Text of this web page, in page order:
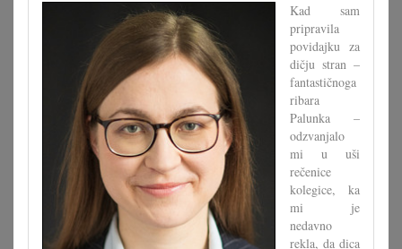
Kad sam
pripravila
povidajku za
dičju stran –
fantastičnoga
ribara
Palunka –
odzvanjalo
mi u uši
rečenice
kolegice, ka
mi je
nedavno
rekla, da dica